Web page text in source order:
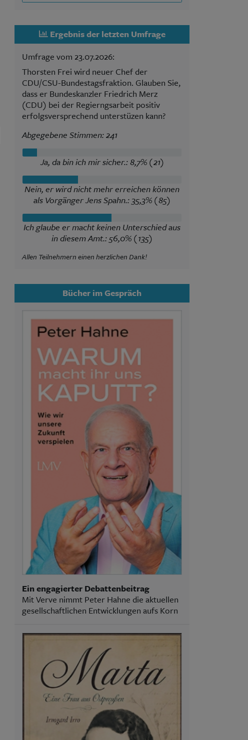
Ergebnis der letzten Umfrage
Umfrage vom 23.07.2026:
Thorsten Frei wird neuer Chef der
CDU/CSU-Bundestagsfraktion. Glauben Sie,
dass er Bundeskanzler Friedrich Merz
(CDU) bei der Regierngsarbeit positiv
erfolgsversprechend unterstüzen kann?
Abgegebene Stimmen: 241
Ja, da bin ich mir sicher.: 8,7% (21)
Nein, er wird nicht mehr erreichen können
als Vorgänger Jens Spahn.: 35,3% (85)
Ich glaube er macht keinen Unterschied aus
in diesem Amt.: 56,0% (135)
Allen Teilnehmern einen herzlichen Dank!
Bücher im Gespräch
Ein engagierter Debattenbeitrag
Mit Verve nimmt Peter Hahne die aktuellen
gesellschaftlichen Entwicklungen aufs Korn